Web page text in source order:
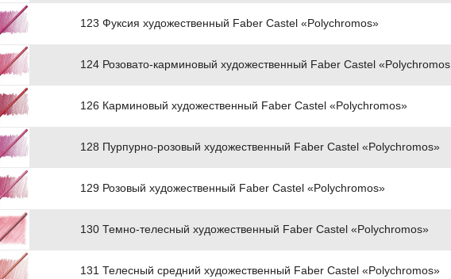
123 Фуксия художественный Faber Castel «Polychromos»
124 Розовато-карминовый художественный Faber Castel «Polychromos
126 Карминовый художественный Faber Castel «Polychromos»
128 Пурпурно-розовый художественный Faber Castel «Polychromos»
129 Розовый художественный Faber Castel «Polychromos»
130 Темно-телесный художественный Faber Castel «Polychromos»
131 Телесный средний художественный Faber Castel «Polychromos»